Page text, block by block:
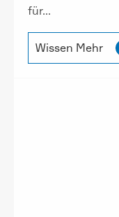
für...
Wissen Mehr